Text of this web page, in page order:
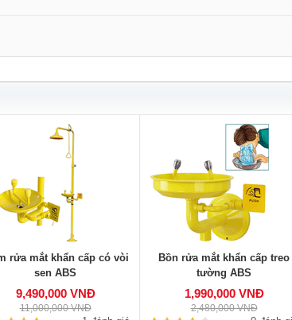
rửa mắt khẩn cấp có vòi
sen ABS
9,490,000 VNĐ
11,000,000 VNĐ
Bồn rửa mắt khẩn cấp treo
tường ABS
1,990,000 VNĐ
2,480,000 VNĐ